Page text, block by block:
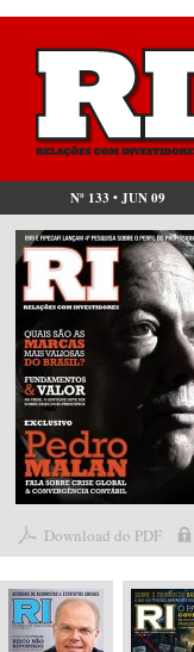
Nº 133 • JUN 09
Download do PDF